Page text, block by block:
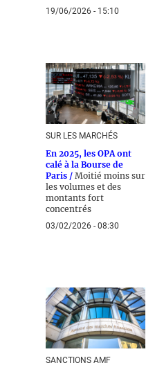
19/06/2026 - 15:10
SUR LES MARCHÉS
En 2025, les OPA ont
calé à la Bourse de
Paris / Moitié moins sur
les volumes et des
montants fort
concentrés
03/02/2026 - 08:30
SANCTIONS AMF